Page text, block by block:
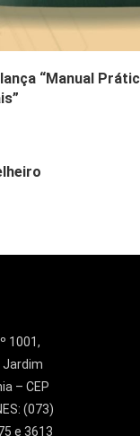
“Manual
1001,
Jardim
– CEP
(073)
e 3613